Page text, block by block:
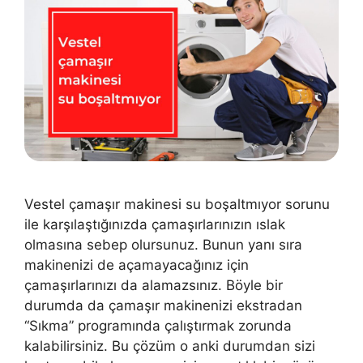
Vestel çamaşır makinesi su boşaltmıyor sorunu
ile karşılaştığınızda çamaşırlarınızın ıslak
olmasına sebep olursunuz. Bunun yanı sıra
makinenizi de açamayacağınız için
çamaşırlarınızı da alamazsınız. Böyle bir
durumda da çamaşır makinenizi ekstradan
“Sıkma” programında çalıştırmak zorunda
kalabilirsiniz. Bu çözüm o anki durumdan sizi